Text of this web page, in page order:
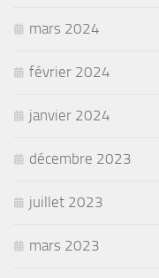
mars 2024
février 2024
janvier 2024
décembre 2023
juillet 2023
mars 2023